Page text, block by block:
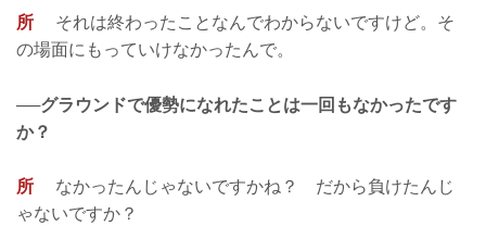
所
それは終わったことなんでわからないですけど。そ
の場面にもっていけなかったんで。
──グラウンドで優勢になれたことは一回もなかったです
か？
所
なかったんじゃないですかね？ だから負けたんじ
ゃないですか？